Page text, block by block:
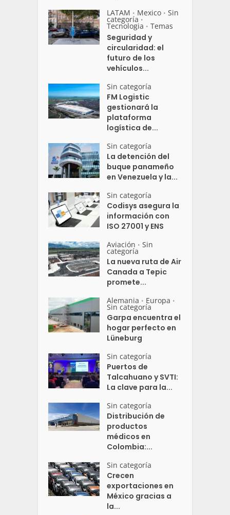
LATAM • Mexico • Sin
categoría •
Tecnologia • Temas
Seguridad y
circularidad: el
futuro de los
vehículos...
Sin categoría
FM Logistic
gestionará la
plataforma
logística de...
Sin categoría
La detención del
buque panameño
en Venezuela y la...
Sin categoría
Codisys asegura la
información con
ISO 27001 y ENS
Aviación • Sin
categoría
La nueva ruta de Air
Canada a Tepic
promete...
Alemania • Europa •
Sin categoría
Garpa encuentra el
hogar perfecto en
Lüneburg
Sin categoría
Puertos de
Talcahuano y SVTI:
La clave para la...
Sin categoría
Distribución de
productos
médicos en
Colombia:...
Sin categoría
Crecen
exportaciones en
México gracias a
la...